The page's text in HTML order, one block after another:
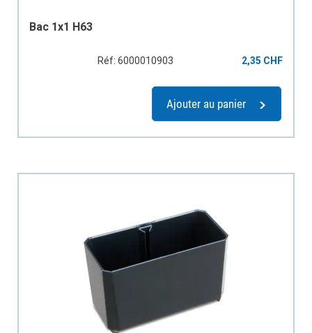
Bac 1x1 H63
Réf: 6000010903 2,35 CHF
Ajouter au panier